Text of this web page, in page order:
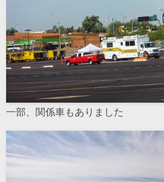
一部、関係車もありました